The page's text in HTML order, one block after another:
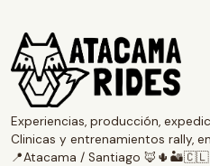
Experiencias, producción,
Clinicas y entrenamientos rally,
📍Atacama / Santiago 🦊🌵🏜️🇨🇱